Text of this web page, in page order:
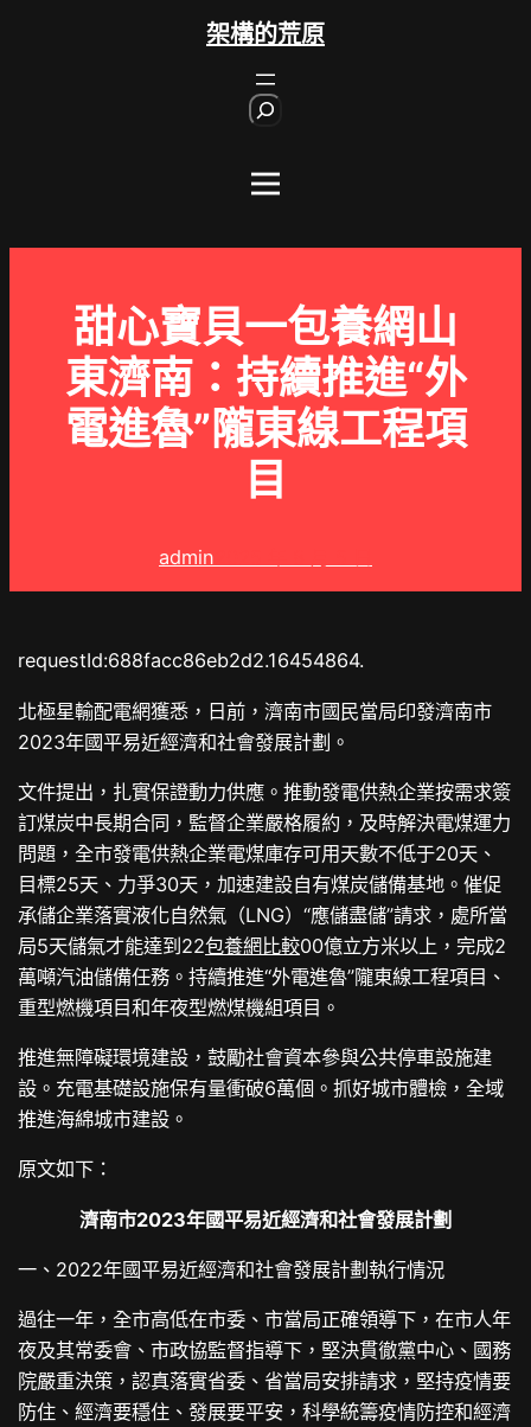
架構的荒原
甜心寶貝一包養網山
東濟南：持續推進“外
電進魯”隴東線工程項
目
admin
requestId:688facc86eb2d2.16454864.
北極星輸配電網獲悉，日前，濟南市國民當局印發濟南市
2023年國平易近經濟和社會發展計劃。
文件提出，扎實保證動力供應。推動發電供熱企業按需求簽
訂煤炭中長期合同，監督企業嚴格履約，及時解決電煤運力
問題，全市發電供熱企業電煤庫存可用天數不低于20天、
目標25天、力爭30天，加速建設自有煤炭儲備基地。催促
承儲企業落實液化自然氣（LNG）“應儲盡儲”請求，處所當
局5天儲氣才能達到22包養網比較00億立方米以上，完成2
萬噸汽油儲備任務。持續推進“外電進魯”隴東線工程項目、
重型燃機項目和年夜型燃煤機組項目。
推進無障礙環境建設，鼓勵社會資本參與公共停車設施建
設。充電基礎設施保有量衝破6萬個。抓好城市體檢，全域
推進海綿城市建設。
原文如下：
濟南市2023年國平易近經濟和社會發展計劃
一、2022年國平易近經濟和社會發展計劃執行情況
過往一年，全市高低在市委、市當局正確領導下，在市人年
夜及其常委會、市政協監督指導下，堅決貫徹黨中心、國務
院嚴重決策，認真落實省委、省當局安排請求，堅持疫情要
防住、經濟要穩住、發展要平安，科學統籌疫情防控和經濟